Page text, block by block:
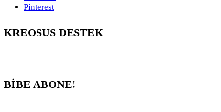
Pinterest
KREOSUS DESTEK
BİBE ABONE!